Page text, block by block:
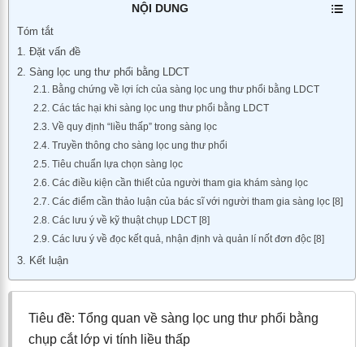
NỘI DUNG
Tóm tắt
1. Đặt vấn đề
2. Sàng lọc ung thư phổi bằng LDCT
2.1. Bằng chứng về lợi ích của sàng lọc ung thư phổi bằng LDCT
2.2. Các tác hại khi sàng lọc ung thư phổi bằng LDCT
2.3. Về quy định “liều thấp” trong sàng lọc
2.4. Truyền thông cho sàng lọc ung thư phổi
2.5. Tiêu chuẩn lựa chọn sàng lọc
2.6. Các điều kiện cần thiết của người tham gia khám sàng lọc
2.7. Các điểm cần thảo luận của bác sĩ với người tham gia sàng lọc [8]
2.8. Các lưu ý về kỹ thuật chụp LDCT [8]
2.9. Các lưu ý về đọc kết quả, nhận định và quản lí nốt đơn độc [8]
3. Kết luận
Tiêu đề: Tổng quan về sàng lọc ung thư phổi bằng
chụp cắt lớp vi tính liều thấp